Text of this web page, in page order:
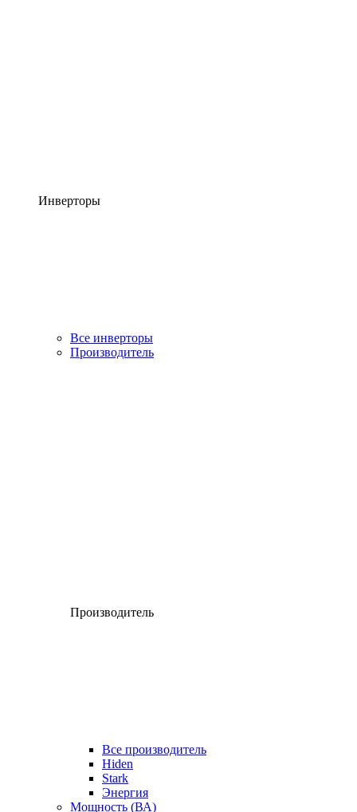
Инверторы
Все инверторы
Производитель
Производитель
Все производитель
Hiden
Stark
Энергия
Мощность (ВА)